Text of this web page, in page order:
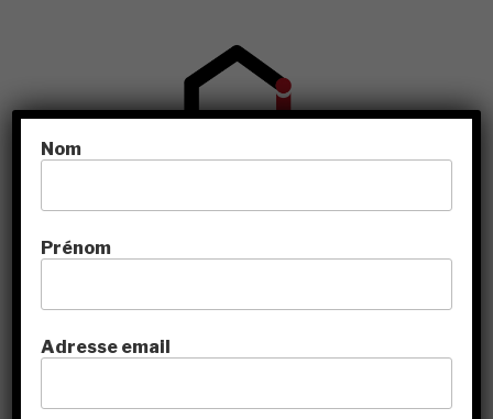
Vidéod'informationen
ligne
Nom
Prénom
Adresse email